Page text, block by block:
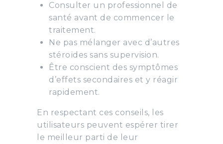
Consulter un professionnel de
santé avant de commencer le
traitement.
Ne pas mélanger avec d’autres
stéroïdes sans supervision.
Être conscient des symptômes
d’effets secondaires et y réagir
rapidement.
En respectant ces conseils, les
utilisateurs peuvent espérer tirer
le meilleur parti de leur